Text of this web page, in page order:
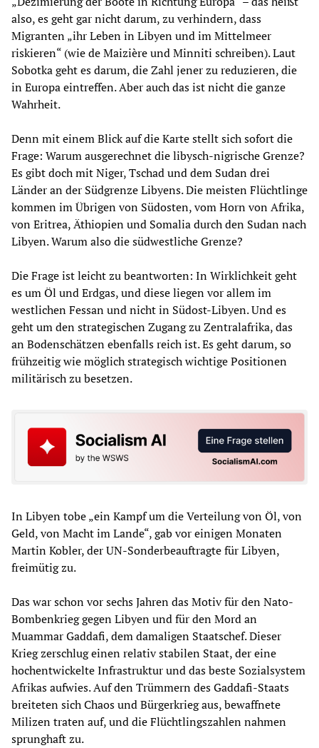
also, es geht gar nicht darum, zu verhindern, dass
Migranten „ihr Leben in Libyen und im Mittelmeer
riskieren“ (wie de Maizière und Minniti schreiben). Laut
Sobotka geht es darum, die Zahl jener zu reduzieren, die
in Europa eintreffen. Aber auch das ist nicht die ganze
Wahrheit.
Denn mit einem Blick auf die Karte stellt sich sofort die
Frage: Warum ausgerechnet die libysch-nigrische Grenze?
Es gibt doch mit Niger, Tschad und dem Sudan drei
Länder an der Südgrenze Libyens. Die meisten Flüchtlinge
kommen im Übrigen von Südosten, vom Horn von Afrika,
von Eritrea, Äthiopien und Somalia durch den Sudan nach
Libyen. Warum also die südwestliche Grenze?
Die Frage ist leicht zu beantworten: In Wirklichkeit geht
es um Öl und Erdgas, und diese liegen vor allem im
westlichen Fessan und nicht in Südost-Libyen. Und es
geht um den strategischen Zugang zu Zentralafrika, das
an Bodenschätzen ebenfalls reich ist. Es geht darum, so
frühzeitig wie möglich strategisch wichtige Positionen
militärisch zu besetzen.
In Libyen tobe „ein Kampf um die Verteilung von Öl, von
Geld, von Macht im Lande“, gab vor einigen Monaten
Martin Kobler, der UN-Sonderbeauftragte für Libyen,
freimütig zu.
Das war schon vor sechs Jahren das Motiv für den Nato-
Bombenkrieg gegen Libyen und für den Mord an
Muammar Gaddafi, dem damaligen Staatschef. Dieser
Krieg zerschlug einen relativ stabilen Staat, der eine
hochentwickelte Infrastruktur und das beste Sozialsystem
Afrikas aufwies. Auf den Trümmern des Gaddafi-Staats
breiteten sich Chaos und Bürgerkrieg aus, bewaffnete
Milizen traten auf, und die Flüchtlingszahlen nahmen
sprunghaft zu.